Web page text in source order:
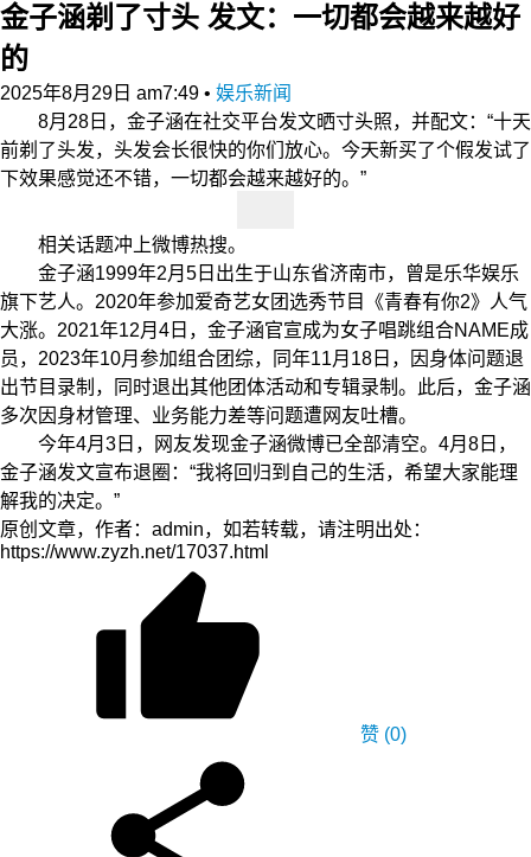
金子涵剃了寸头 发文：一切都会越来越好
的
2025年8月29日 am7:49 • 娱乐新闻
8月28日，金子涵在社交平台发文晒寸头照，并配文：“十天
前剃了头发，头发会长很快的你们放心。今天新买了个假发试了
下效果感觉还不错，一切都会越来越好的。”
相关话题冲上微博热搜。
金子涵1999年2月5日出生于山东省济南市，曾是乐华娱乐
旗下艺人。2020年参加爱奇艺女团选秀节目《青春有你2》人气
大涨。2021年12月4日，金子涵官宣成为女子唱跳组合NAME成
员，2023年10月参加组合团综，同年11月18日，因身体问题退
出节目录制，同时退出其他团体活动和专辑录制。此后，金子涵
多次因身材管理、业务能力差等问题遭网友吐槽。
今年4月3日，网友发现金子涵微博已全部清空。4月8日，
金子涵发文宣布退圈：“我将回归到自己的生活，希望大家能理
解我的决定。”
原创文章，作者：admin，如若转载，请注明出处：
https://www.zyzh.net/17037.html
赞 (0)